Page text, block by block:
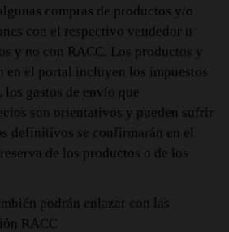
compras de productos y/o
con el respectivo vendedor u
y no con RACC. Los productos y
en el portal incluyen los impuestos
los gastos de envío que
son orientativos y pueden sufrir
definitivos se confirmarán en el
de los productos o de los
podrán enlazar con las
RACC